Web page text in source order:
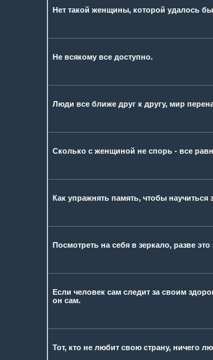
Нет такой женщины, которой удалось
Не всякому все доступно.
Люди все ближе друг к другу, мир
Сколько с женщиной не спорь - все
Как упражнять память, чтобы научиться
Посмотреть на себя в зеркало, разве это
Если человек сам следит за своим
он сам.
Тот, кто не любит свою страну, ничего